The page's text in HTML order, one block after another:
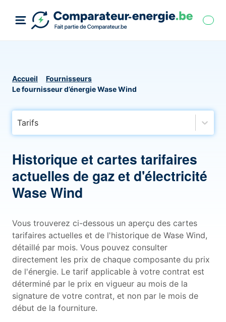
Accueil
Fournisseurs
Le fournisseur d’énergie Wase Wind
Tarifs
Historique et cartes tarifaires
actuelles de gaz et d'électricité
Wase Wind
Vous trouverez ci-dessous un aperçu des cartes
tarifaires actuelles et de l'historique de Wase Wind,
détaillé par mois. Vous pouvez consulter
directement les prix de chaque composante du prix
de l'énergie. Le tarif applicable à votre contrat est
déterminé par le prix en vigueur au mois de la
signature de votre contrat, et non par le mois de
début de la fourniture.